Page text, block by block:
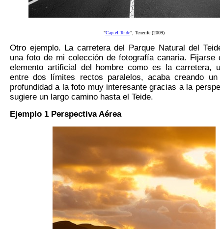
"Cap el Teide", Tenerife (2009)
Otro ejemplo. La carretera del Parque Natural del
una foto de mi colección de fotografía canaria. Fijarse
elemento artificial del hombre como es la carretera,
entre dos límites rectos paralelos, acaba creando
profundidad a la foto muy interesante gracias a la
sugiere un largo camino hasta el Teide.
Ejemplo 1 PerspectivaAérea